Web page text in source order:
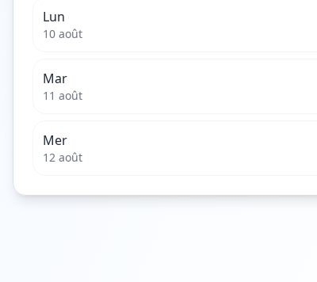
Lun
10 août
Mar
11 août
Mer
12 août